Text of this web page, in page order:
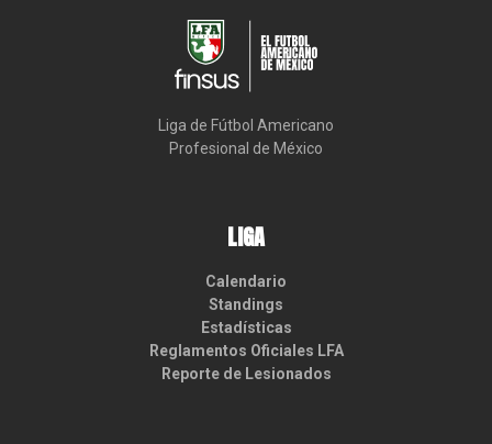
Liga de Fútbol Americano
Profesional de México
LIGA
Calendario
Standings
Estadísticas
Reglamentos Oficiales LFA
Reporte de Lesionados